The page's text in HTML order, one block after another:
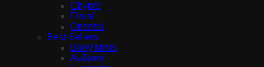
Chypre
Floral
Oriental
Best-Sellers
Body Mists
Ανδρικά